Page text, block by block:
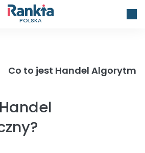
POLSKA
Co to jest Handel